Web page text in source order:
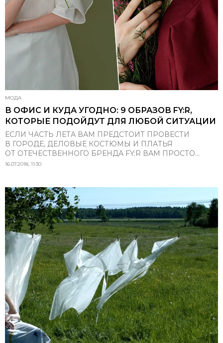
МОДА
В ОФИС И КУДА УГОДНО: 9 ОБРАЗОВ FY:R,
КОТОРЫЕ ПОДОЙДУТ ДЛЯ ЛЮБОЙ СИТУАЦИИ
ЕСЛИ ЧАСТЬ ЛЕТА ВАМ ПРЕДСТОИТ ПРОВЕСТИ
В ГОРОДЕ, ДЕЛОВЫЕ КОСТЮМЫ И ПЛАТЬЯ
ОТ ОТЕЧЕСТВЕННОГО БРЕНДА FY:R ВАМ ПРОСТО...
16.07.2018, 11:30